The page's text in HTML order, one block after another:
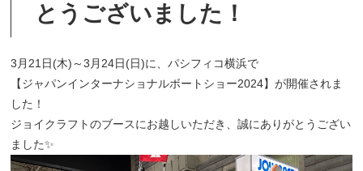
とうございました！
3月21日(木)～3月24日(日)に、パシフィコ横浜で
【ジャパンインターナショナルボートショー2024】が開催されま
した！
ジョイクラフトのブースにお越しいただき、誠にありがとうござい
ました✨